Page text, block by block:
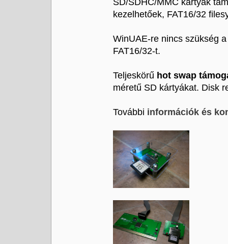
SD/SDHC/MMC kártyák
kezelhetőek, FAT16/32
WinUAE-re nincs szükség
FAT16/32-t.
Teljeskörű hot swap
méretű SD kártyákat. Disk
További információk és